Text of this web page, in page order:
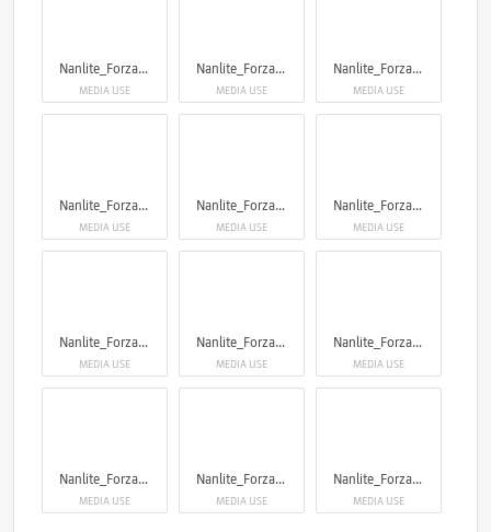
Nanlite_Forza720
MEDIA USE
Nanlite_Forza720
MEDIA USE
Nanlite_Forza720
MEDIA USE
Nanlite_Forza720
MEDIA USE
Nanlite_Forza720
MEDIA USE
Nanlite_Forza720
MEDIA USE
Nanlite_Forza720
MEDIA USE
Nanlite_Forza720
MEDIA USE
Nanlite_Forza720
MEDIA USE
Nanlite_Forza720
MEDIA USE
Nanlite_Forza720
MEDIA USE
Nanlite_Forza720
MEDIA USE